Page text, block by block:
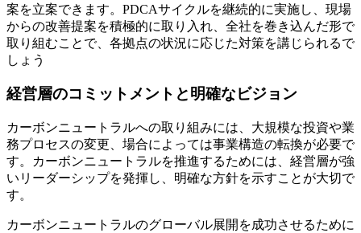
案を立案できます。PDCAサイクルを継続的に実施し、現場
からの改善提案を積極的に取り入れ、全社を巻き込んだ形で
取り組むことで、各拠点の状況に応じた対策を講じられるで
しょう
経営層のコミットメントと明確なビジョン
カーボンニュートラルへの取り組みには、大規模な投資や業
務プロセスの変更、場合によっては事業構造の転換が必要で
す。カーボンニュートラルを推進するためには、経営層が強
いリーダーシップを発揮し、明確な方針を示すことが大切で
す。
カーボンニュートラルのグローバル展開を成功させるために